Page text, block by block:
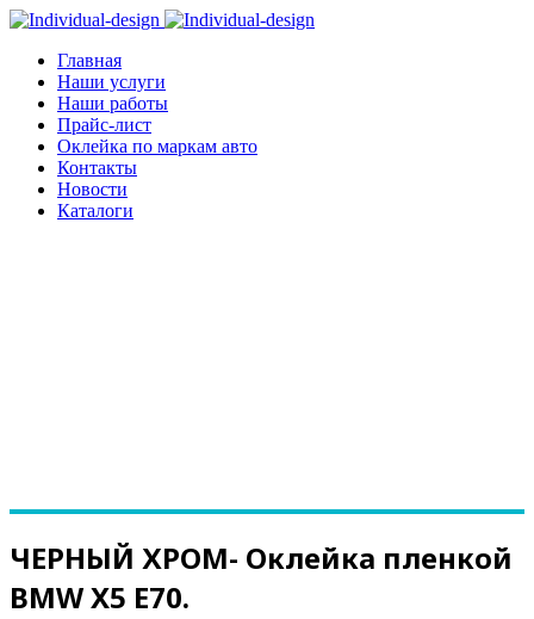
Главная
Наши услуги
Наши работы
Прайс-лист
Оклейка по маркам авто
Контакты
Новости
Каталоги
ЧЕРНЫЙ ХРОМ- Оклейка пленкой
BMW X5 E70.